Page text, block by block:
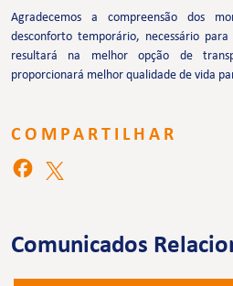
Agradecemos a compreensão dos
desconforto temporário, necessário
resultará na melhor opção de
proporcionará melhor qualidade de vida
COMPARTILHAR
Comunicados